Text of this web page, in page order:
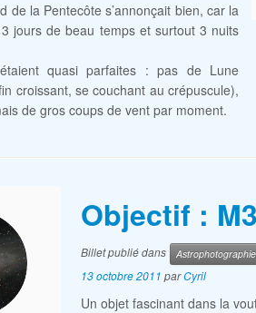
de la Pentecôte s’annonçait bien, car la
jours de beau temps et surtout 3 nuits
quasi parfaites : pas de Lune
croissant, se couchant au crépuscule),
de gros coups de vent par moment.
Objectif :
Billet publié dans Astrophotographie
13 octobre 2011 parCyril
Un objet fascinant dans la